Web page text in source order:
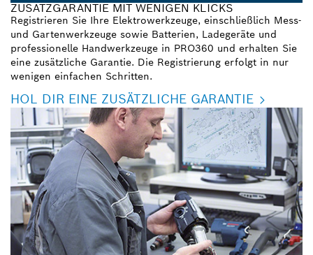
ZUSATZGARANTIE MIT WENIGEN KLICKS
Registrieren Sie Ihre Elektrowerkzeuge, einschließlich Mess-
und Gartenwerkzeuge sowie Batterien, Ladegeräte und
professionelle Handwerkzeuge in PRO360 und erhalten Sie
eine zusätzliche Garantie. Die Registrierung erfolgt in nur
wenigen einfachen Schritten.
HOL DIR EINE ZUSÄTZLICHE GARANTIE